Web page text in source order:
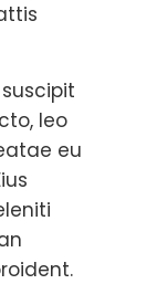
leo
eu